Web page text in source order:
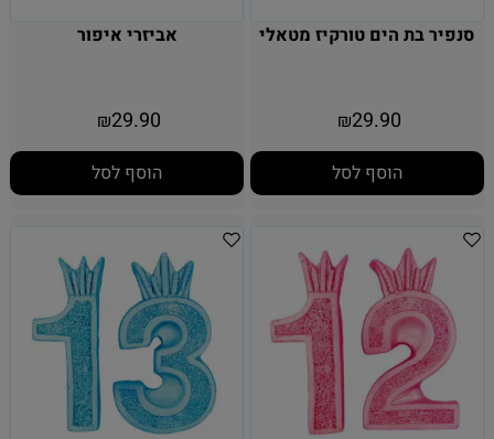
סנפיר בת הים טורקיז מטאלי
₪29.90
הוסף לסל
אביזרי איפור
₪29.90
הוסף לסל